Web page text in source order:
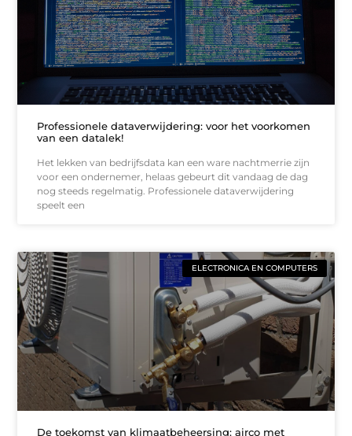
Professionele dataverwijdering: voor het voorkomen
van een datalek!
Het lekken van bedrijfsdata kan een ware nachtmerrie zijn
voor een ondernemer, helaas gebeurt dit vandaag de dag
nog steeds regelmatig. Professionele dataverwijdering
speelt een
ELECTRONICA EN COMPUTERS
De toekomst van klimaatbeheersing: airco met